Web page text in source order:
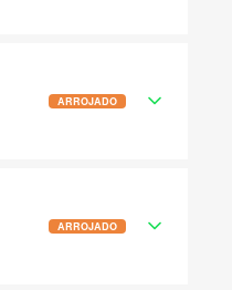
ARROJADO
ARROJADO